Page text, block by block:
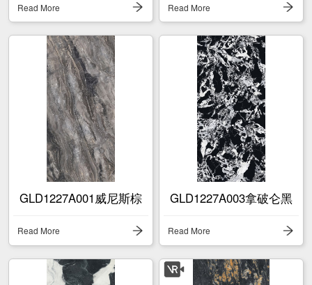
Read More Read More
GLD1227A001威尼斯棕
Read More
GLD1227A003拿破仑黑
Read More